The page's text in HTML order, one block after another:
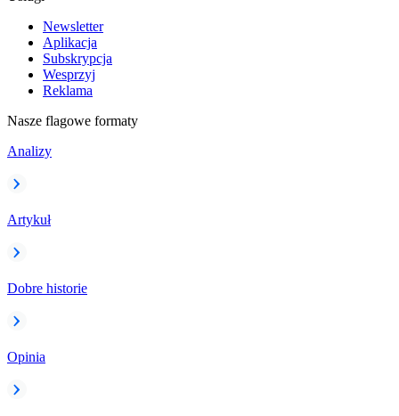
Newsletter
Aplikacja
Subskrypcja
Wesprzyj
Reklama
Nasze flagowe formaty
Analizy
Artykuł
Dobre historie
Opinia